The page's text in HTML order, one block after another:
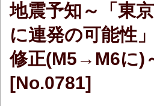
地震予知～「東
に連発の可能性
修正(M5→M6に)
[No.0781]